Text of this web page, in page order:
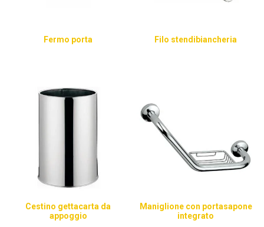
Fermo porta Filo stendibiancheria
Cestino gettacarta da
appoggio
Maniglione con portasapone
integrato